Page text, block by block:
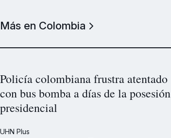
Más en Colombia
Policía colombiana frustra atentado
con bus bomba a días de la posesión
presidencial
UHN Plus